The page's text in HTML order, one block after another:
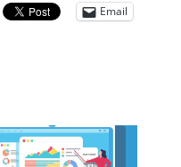
Email